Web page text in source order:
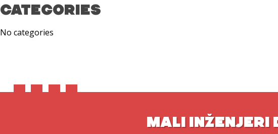
CATEGORIES
No categories
MALI INŽENJERI